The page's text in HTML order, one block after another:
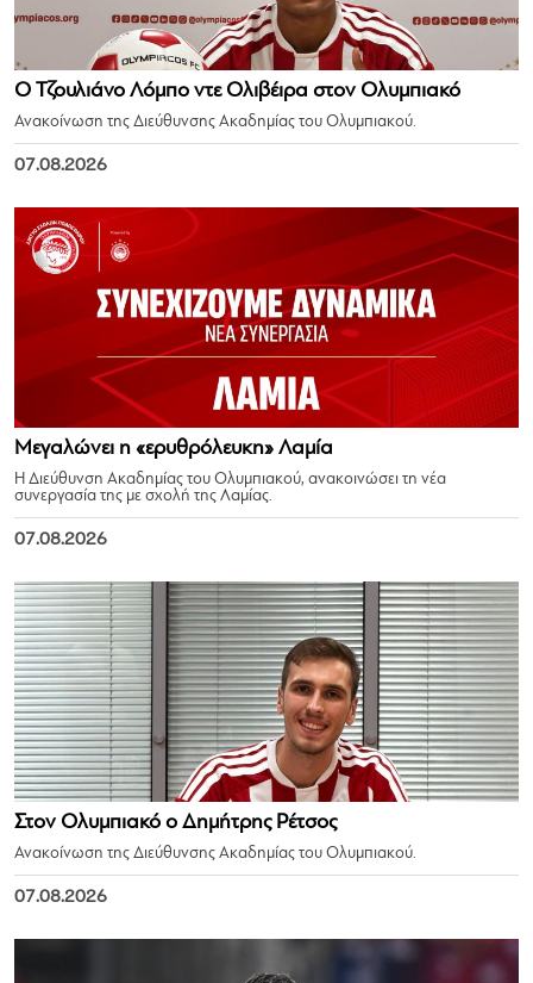
Ο Τζουλιάνο Λόμπο ντε Ολιβέιρα στον Ολυμπιακό
Ανακοίνωση της Διεύθυνσης Ακαδημίας του Ολυμπιακού.
07.08.2026
Μεγαλώνει η «ερυθρόλευκη» Λαμία
Η Διεύθυνση Ακαδημίας του Ολυμπιακού, ανακοινώσει τη νέα
συνεργασία της με σχολή της Λαμίας.
07.08.2026
Στον Ολυμπιακό ο Δημήτρης Ρέτσος
Ανακοίνωση της Διεύθυνσης Ακαδημίας του Ολυμπιακού.
07.08.2026